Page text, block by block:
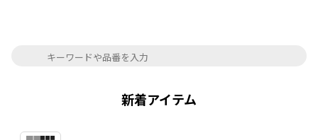
新着アイテム